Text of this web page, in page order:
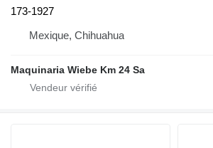
173-1927
Mexique, Chihuahua
Maquinaria Wiebe Km 24 Sa